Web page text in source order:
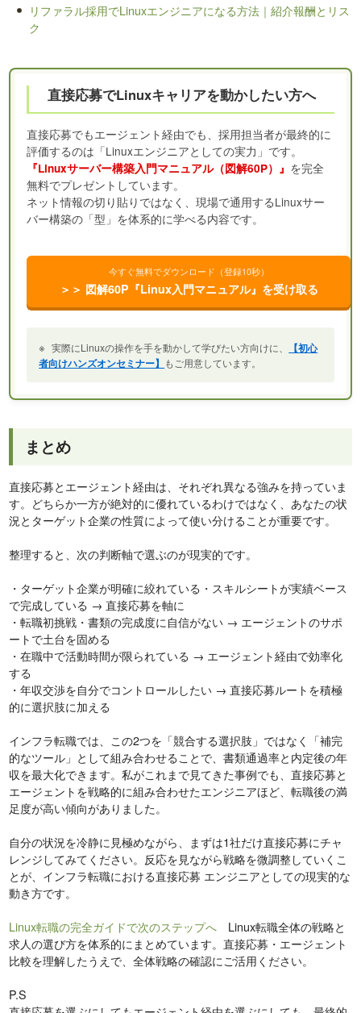
リファラル採用でLinuxエンジニアになる方法｜紹介報酬とリス
ク
直接応募でLinuxキャリアを動かしたい方へ
直接応募でもエージェント経由でも、採用担当者が最終的に
評価するのは「Linuxエンジニアとしての実力」です。
『Linuxサーバー構築入門マニュアル（図解60P）』 を完全
無料でプレゼントしています。
ネット情報の切り貼りではなく、現場で通用するLinuxサー
バー構築の「型」を体系的に学べる内容です。
今すぐ無料でダウンロード（登録10秒）
＞＞ 図解60P『Linux入門マニュアル』を受け取る
※ 実際にLinuxの操作を手を動かして学びたい方向けに、
【初心
者向けハンズオンセミナー】 もご用意しています。
まとめ
直接応募とエージェント経由は、それぞれ異なる強みを持っていま
す。どちらか一方が絶対的に優れているわけではなく、あなたの状
況とターゲット企業の性質によって使い分けることが重要です。
整理すると、次の判断軸で選ぶのが現実的です。
・ターゲット企業が明確に絞れている・スキルシートが実績ベース
で完成している → 直接応募を軸に
・転職初挑戦・書類の完成度に自信がない → エージェントのサポ
ートで土台を固める
・在職中で活動時間が限られている → エージェント経由で効率化
する
・年収交渉を自分でコントロールしたい → 直接応募ルートを積極
的に選択肢に加える
インフラ転職では、この2つを「競合する選択肢」ではなく「補完
的なツール」として組み合わせることで、書類通過率と内定後の年
収を最大化できます。私がこれまで見てきた事例でも、直接応募と
エージェントを戦略的に組み合わせたエンジニアほど、転職後の満
足度が高い傾向がありました。
自分の状況を冷静に見極めながら、まずは1社だけ直接応募にチャ
レンジしてみてください。反応を見ながら戦略を微調整していくこ
とが、インフラ転職における直接応募 エンジニアとしての現実的な
動き方です。
Linux転職の完全ガイドで次のステップへ Linux転職全体の戦略と
求人の選び方を体系的にまとめています。直接応募・エージェント
比較を理解したうえで、全体戦略の確認にご活用ください。
P.S